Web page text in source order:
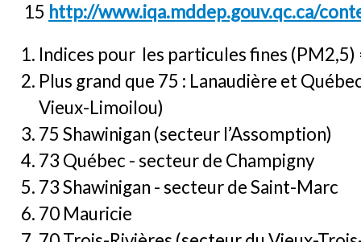
15 http://www.iqa.mddep.gouv.qc.ca/
Indices pour les particules fines (PM2,5)
Plus grand que 75 : Lanaudière et
Vieux-Limoilou)
75 Shawinigan (secteur l’Assomption)
73 Québec - secteur de Champigny
73 Shawinigan - secteur de Saint-Marc
70 Mauricie